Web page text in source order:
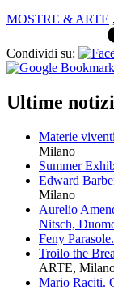
MOSTRE & ARTE ,
Condividi su:
Ultime
Materie
Milano
Summer
Edward
Milano
Aurelio
Nitsch,
Feny
Troilo the
ARTE,
Mario Raciti.